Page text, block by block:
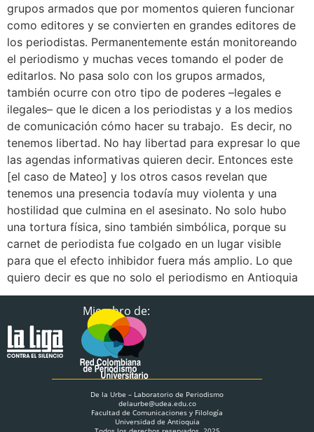
grupos armados que por momentos quieren funcionar
como editores y se convierten en grandes editores de
los periodistas. Permanentemente están monitoreando
el periodismo y muchas veces tomando el poder de
editarlos. No pasa solo con los grupos armados,
también ocurre con otro tipo de poderes –legales e
ilegales– que le dicen a los periodistas y a los medios
de comunicación cómo hacer su trabajo. Es decir, no
tenemos libertad. No hay libertad para expresar lo que
las agendas informativas quieren decir. Entonces este
[el caso de Mateo] y los otros casos revelan que
tenemos una presencia todavía muy violenta y una
hostilidad que culmina en el asesinato. No solo hubo
una tortura física, sino también simbólica, porque su
carnet de periodista fue colgado en un lugar visible
para que el efecto inhibidor fuera más amplio. Lo que
quiero decir es que no solo el periodismo en Antioquia
Miembro de:
De la Urbe – Laboratorio de Periodismo
delaurbe@udea.edu.co
Facultad de Comunicaciones y Filología
Universidad de Antioquia